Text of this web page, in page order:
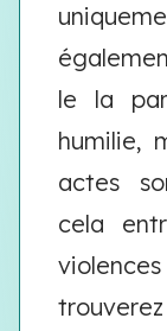
le la
humilie,
actes
cela